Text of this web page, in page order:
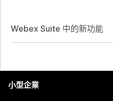
Webex Suite 中的新功能
小型企業